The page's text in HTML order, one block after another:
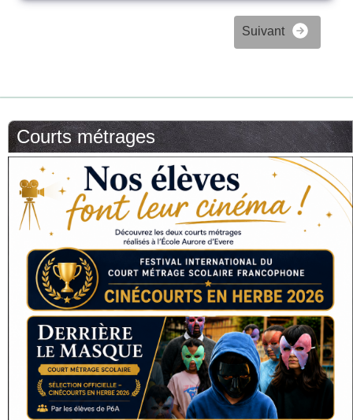
Suivant
Courts métrages